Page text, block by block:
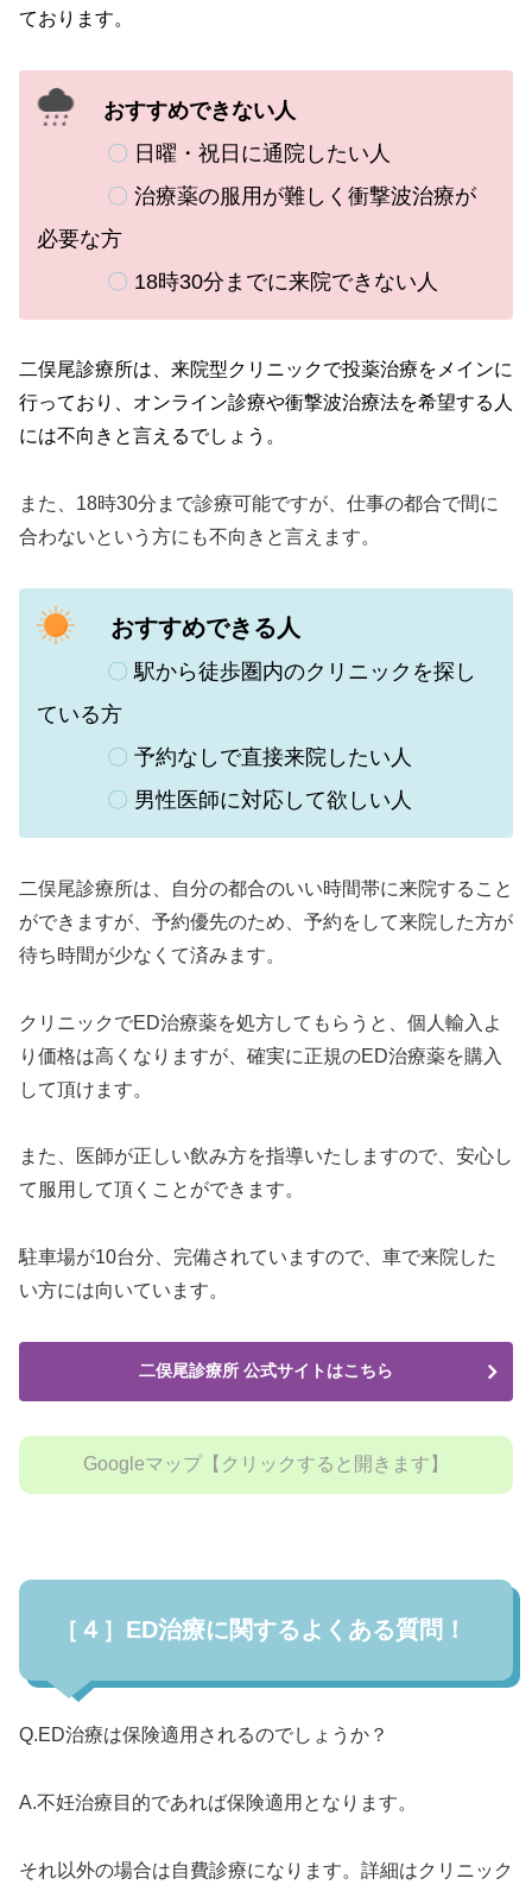
ております。
おすすめできない人
〇 日曜・祝日に通院したい人
〇 治療薬の服用が難しく衝撃波治療が
必要な方
〇 18時30分までに来院できない人
二俣尾診療所は、来院型クリニックで投薬治療をメインに
行っており、オンライン診療や衝撃波治療法を希望する人
には不向きと言えるでしょう。
また、 18時30分まで診療可能ですが、仕事の都合で間に
合わないという方にも不向きと言えます。
おすすめできる人
〇駅から徒歩圏内のクリニックを探し
ている方
〇 予約なしで直接来院したい人
〇 男性医師に対応して欲しい人
二俣尾診療所は、自分の都合のいい時間帯に来院すること
ができますが、予約優先のため、予約をして来院した方が
待ち時間が少なくて済みます。
クリニックでED治療薬を処方してもらうと、個人輸入よ
り価格は高くなりますが、確実に正規のED治療薬を購入
して頂けます。
また、医師が正しい飲み方を指導いたしますので、安心し
て服用して頂くことができます。
駐車場が10台分、完備されていますので、車で来院した
い方には向いています。
二俣尾診療所 公式サイトはこちら
Googleマップ【クリックすると開きます】
［４］ED治療に関するよくある質問！
Q.ED治療は保険適用されるのでしょうか？
A.不妊治療目的であれば保険適用となります。
それ以外の場合は自費診療になります。詳細はクリニック